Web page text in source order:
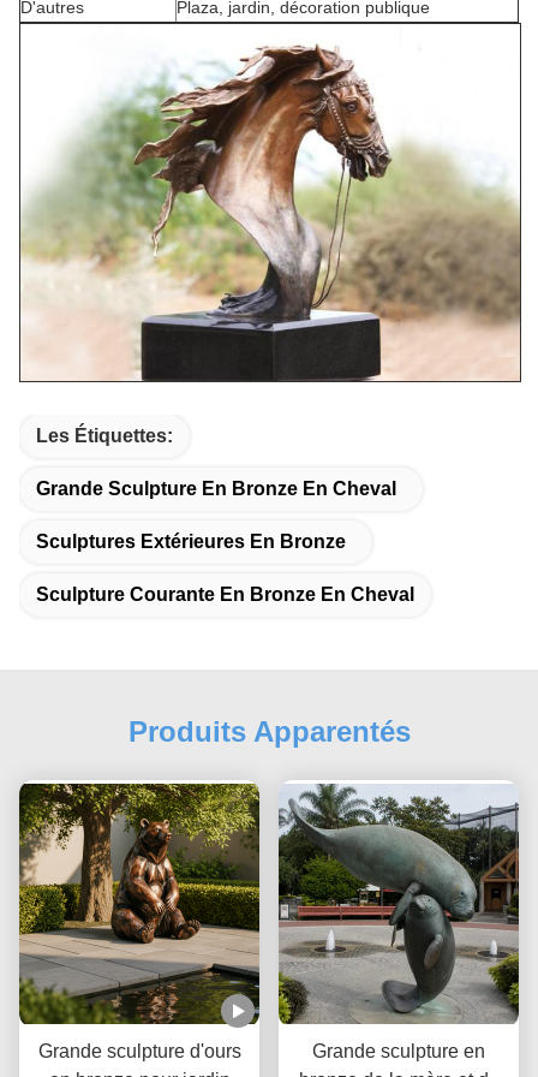
D'autres Plaza, jardin, décoration publique
Les Étiquettes:
Grande Sculpture En Bronze En Cheval
Sculptures Extérieures En Bronze
Sculpture Courante En Bronze En Cheval
Produits Apparentés
Grande sculpture d'ours
Grande sculpture en